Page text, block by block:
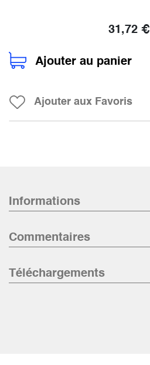
31,72 €
Ajouter au panier
Ajouter aux Favoris
Informations
Commentaires
Téléchargements